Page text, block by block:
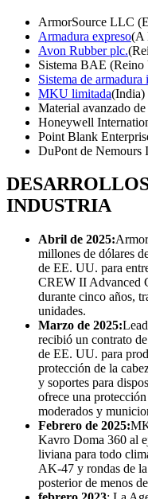
ArmorSource LLC
Armadura expreso(A
Avon Rubber plc.
Sistema BAE
Sistema de
MKU limitada(India)
Material avanzado
Honeywell
Point Blank
DuPont de Nemours
INDUSTRIA
Abril de 2025:
millones de dólares
de EE. UU. para
CREW II Advanced
durante cinco años,
unidades.
Marzo de 2025:
recibió un contrato
de EE. UU. para
protección de la
y soportes para
ofrece una
moderados y
Febrero de 2025:
Kavro Doma 360 al
liviana para todo
AK-47 y rondas de
posterior de menos